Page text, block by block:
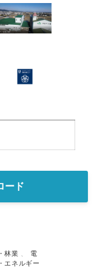
ード
林業
電
エネルギー